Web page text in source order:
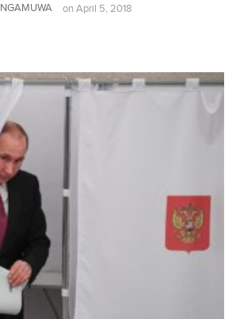
on April 5, 2018